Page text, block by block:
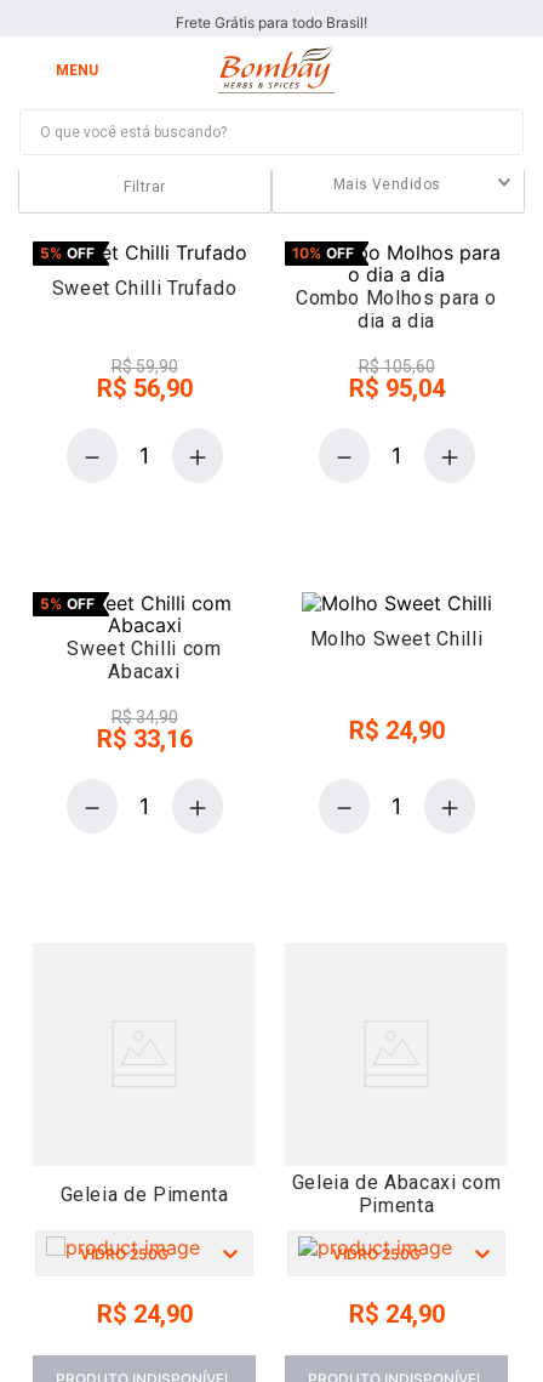
Frete Grátis para todo Brasil!
Geleias
Filtrar Mais Vendidos
5% OFF
Sweet Chilli Trufado
R$59,90
R$ 56,90
＋
－
10% OFF
Combo Molhos para o
dia a dia
R$105,60
R$ 95,04
＋
－
5% OFF
Sweet Chilli com
Abacaxi
R$34,90
R$ 33,16
＋
－
Molho Sweet Chilli
R$ 24,90
＋
－
Geleia de Pimenta
VIDRO 250G
R$ 24,90
Geleia de Abacaxi com
Pimenta
VIDRO 250G
R$ 24,90